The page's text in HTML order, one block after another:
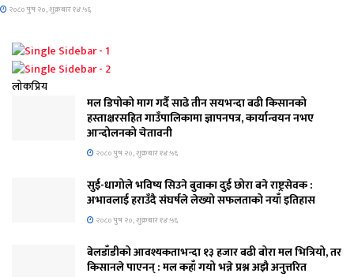
२०८० पुष २०, शुक्रबार १४:५६
लोकप्रिय
मल डिपोको माग गर्दै साढे तीन सयभन्दा बढी किसानको
हस्ताक्षरसहित गाउँपालिकामा ज्ञापनपत्र, कार्यान्वयन नभए
आन्दोलनको चेतावनी
२०८० पुष २०, शुक्रबार १४:५६
सुई-धागोले भविष्य सिउने बुवाका दुई छोरा बने राष्ट्रसेवक :
अभावलाई हराउँदै संघर्षले लेख्यो सफलताको नयाँ इतिहास
२०८० पुष २०, शुक्रबार १४:५६
बेलडाँडीको आवश्यकताभन्दा १३ हजार बढी बोरा मल भित्रियो, तर
किसानले पाएनन् : मल कहाँ गयो भन्ने प्रश्न अझै अनुत्तरित